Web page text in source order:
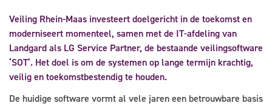
Veiling Rhein-Maas investeert doelgericht in de toekomst en
moderniseert momenteel, samen met de IT-afdeling van
Landgard als LG Service Partner, de bestaande veilingsoftware
‘SOT’. Het doel is om de systemen op lange termijn krachtig,
veilig en toekomstbestendig te houden.
De huidige software vormt al vele jaren een betrouwbare basis